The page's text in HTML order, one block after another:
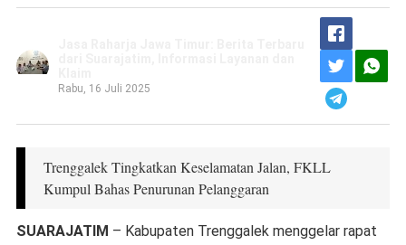
Rabu, 16 Juli 2025
Trenggalek Tingkatkan Keselamatan Jalan, FKLL
Kumpul Bahas Penurunan Pelanggaran
SUARAJATIM – Kabupaten Trenggalek menggelar rapat